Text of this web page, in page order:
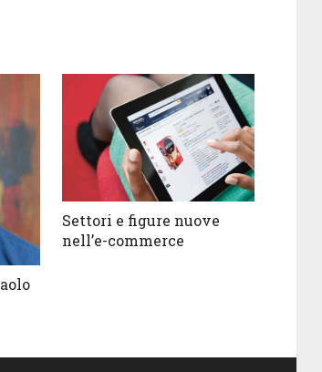
Settori e figure nuove
nell’e-commerce